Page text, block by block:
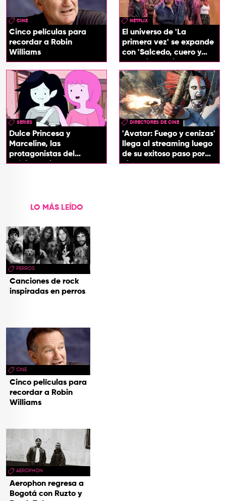
CINE
Cinco películas para
recordar a Robin
Williams
NETFLIX
El universo de 'La
primera vez' se expande
con 'Salcedo, cuero y
boogaloo', spin off
SERIES
Dulce Princesa y
Marceline, las
protagonistas del
próximo spin-off de 'Hora
DIRECTORES DE CINE
'Avatar: Fuego y cenizas'
llega al streaming luego
de su exitoso paso por
cines
LO MÁS LEÍDO
PERROS
Canciones de rock
inspiradas en perros
CINE
Cinco películas para
recordar a Robin
Williams
AEROPHON
Aerophon regresa a
Bogotá con Ruzto y